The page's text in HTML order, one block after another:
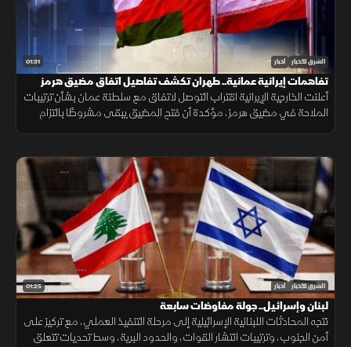
01:31 الشرق للأخبار أخبار
تفاهمات إيرانية عمانية.. طهران تكشف تفاصيل اتفاق مضيق هرمز
أعلنت الخارجية الإيرانية اقتراب التوصل لاتفاق مع سلطنة عمان بشأن ترتيبات
الملاحة في مضيق هرمز، مؤكدة أن فتح المضيق يبقى مشروطًا بالتزام
01:25 الشرق للأخبار أخبار
لبنان وإسرائيل.. جولة مفاوضات سابعة
تتجه المحادثات اللبنانية الإسرائيلية إلى مرحلة التنفيذ العملي، مع تركيز على
أمن الجنوب، وترتيبات انتشار القوات، والحدود البرية، وسط تحديات تتعلق